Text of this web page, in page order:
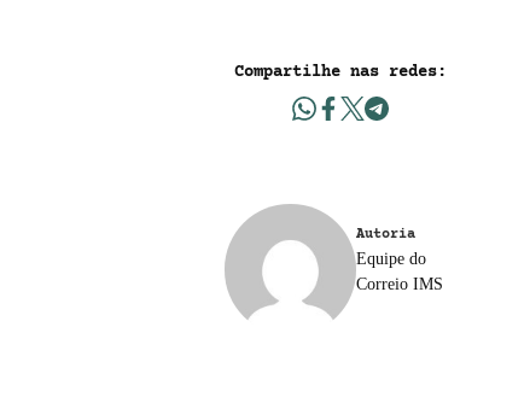
Compartilhe nas redes:
Autoria
Equipe do
Correio IMS